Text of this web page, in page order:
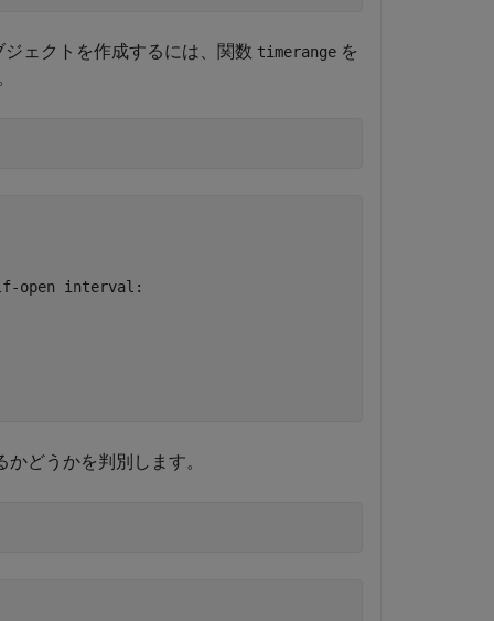
ェクトを作成するには、関数 timerange を
どうかを判別します。